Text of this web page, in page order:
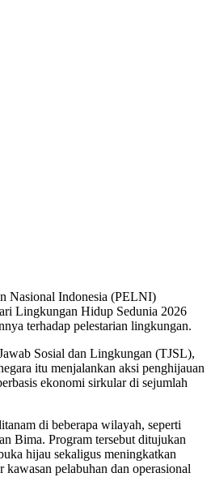
Nasional Indonesia (PELNI)
Lingkungan Hidup Sedunia 2026
terhadap pelestarian lingkungan.
Sosial dan Lingkungan (TJSL),
itu menjalankan aksi penghijauan
ekonomi sirkular di sejumlah
di beberapa wilayah, seperti
Bima. Program tersebut ditujukan
hijau sekaligus meningkatkan
pelabuhan dan operasional